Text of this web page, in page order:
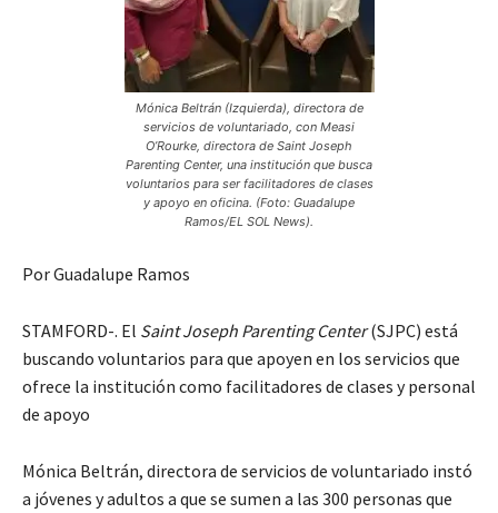
Mónica Beltrán (Izquierda), directora de
servicios de voluntariado, con Measi
O’Rourke, directora de Saint Joseph
Parenting Center, una institución que busca
voluntarios para ser facilitadores de clases
y apoyo en oficina. (Foto: Guadalupe
Ramos/EL SOL News).
Por Guadalupe Ramos
STAMFORD-. El Saint Joseph Parenting Center(SJPC) está
buscando voluntarios para que apoyen en los servicios que
ofrece la institución como facilitadores de clases y personal
de apoyo
Mónica Beltrán, directora de servicios de voluntariado instó
a jóvenes y adultos a que se sumen a las 300 personas que